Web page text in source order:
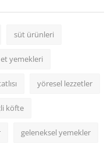
süt ürünleri
et yemekleri
yöresel lezzetler
köfte
geleneksel yemekler